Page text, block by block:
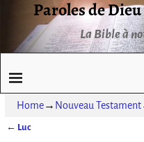
Paroles de Dieu
La Bible à
Home→ Nouveau Testament
← Luc